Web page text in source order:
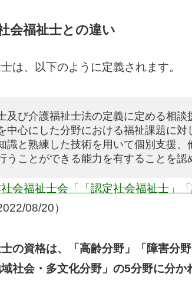
会福祉士との違い
は、以下のように定義されます。
及び介護福祉士法の定義に定める相談
中心にした分野における福祉課題に対
識と熟練した技術を用いて個別支援、
うことができる能力を有することを認
社会福祉士会「「認定社会福祉士」
08/20）
の資格は、「高齢分野」「障害分
社会・多文化分野」の5分野に分